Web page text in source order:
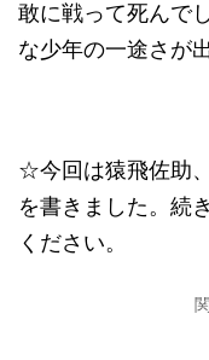
敢に戦って死んで
な少年の一途さが
☆今回は猿飛佐助
を書きました。続
ください。